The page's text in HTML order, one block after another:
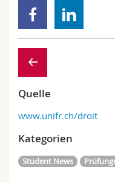
Quelle
www.unifr.ch/droit
Kategorien
Student News